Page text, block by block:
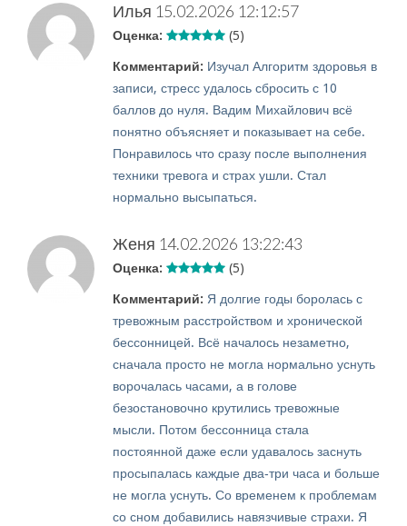
Илья 15.02.2026 12:12:57
Оценка: (5)
Комментарий: Изучал Алгоритм здоровья в
записи, стресс удалось сбросить с 10
баллов до нуля. Вадим Михайлович всё
понятно объясняет и показывает на себе.
Понравилось что сразу после выполнения
техники тревога и страх ушли. Стал
нормально высыпаться.
Женя 14.02.2026 13:22:43
Оценка: (5)
Комментарий: Я долгие годы боролась с
тревожным расстройством и хронической
бессонницей. Всё началось незаметно,
сначала просто не могла нормально уснуть
ворочалась часами, а в голове
безостановочно крутились тревожные
мысли. Потом бессонница стала
постоянной даже если удавалось заснуть
просыпалась каждые два‑три часа и больше
не могла уснуть. Со временем к проблемам
со сном добавились навязчивые страхи. Я